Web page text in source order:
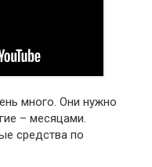
много. Они нужно
– месяцами.
средства по